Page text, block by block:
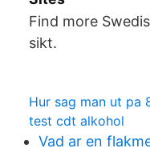
Find more
sikt.
Hur sag man ut pa
test cdt alkohol
Vad ar en